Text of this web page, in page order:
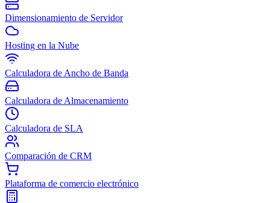
Dimensionamiento de Servidor
Hosting en la Nube
Calculadora de Ancho de Banda
Calculadora de Almacenamiento
Calculadora de SLA
Comparación de CRM
Plataforma de comercio electrónico